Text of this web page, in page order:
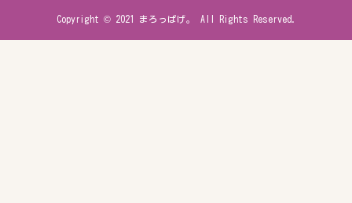
Copyright © 2021 まろっぱげ。 All Rights Reserved.